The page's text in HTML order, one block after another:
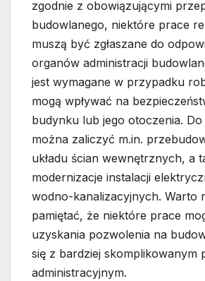
zgodnie z obowiązującymi
budowlanego, niektóre prace
muszą być zgłaszane do
organów administracji
jest wymagane w przypadku
mogą wpływać na
budynku lub jego otoczenia.
można zaliczyć m.in.
układu ścian wewnętrznych, a
modernizacje instalacji
wodno-kanalizacyjnych. Warto
pamiętać, że niektóre prace
uzyskania pozwolenia na
się z bardziej skomplikowanym
administracyjnym.